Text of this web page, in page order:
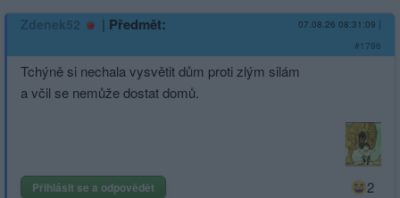
Zdenek52 | Předmět: 07.08.26 08:31:09 |
#1796
Tchýně si nechala vysvětit dům proti zlým silám
a včil se nemůže dostat domů.
Přihlásit se a odpovědět 2